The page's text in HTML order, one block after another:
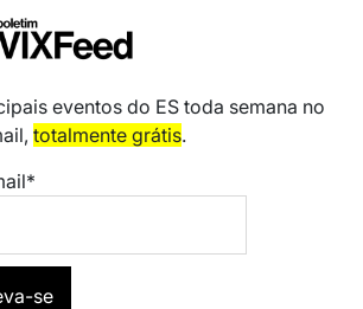
eventos do ES toda semana no
totalmente grátis.